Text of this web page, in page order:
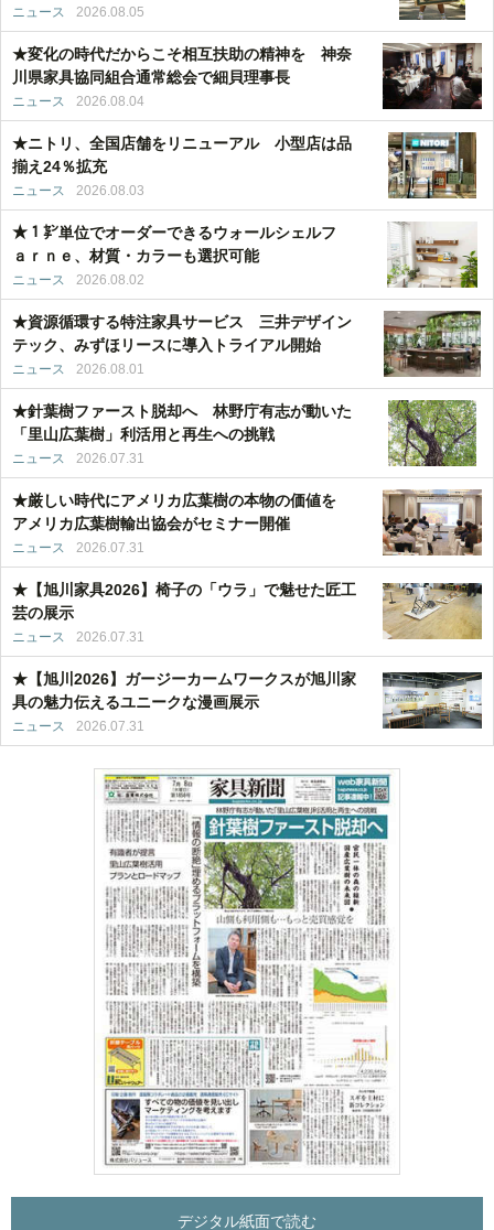
ニュース 2026.08.05
★変化の時代だからこそ相互扶助の精神を 神奈
川県家具協同組合通常総会で細貝理事長
ニュース 2026.08.04
★ニトリ、全国店舗をリニューアル 小型店は品
揃え24％拡充
ニュース 2026.08.03
★１㌢単位でオーダーできるウォールシェルフ
ａｒｎｅ、材質・カラーも選択可能
ニュース 2026.08.02
★資源循環する特注家具サービス 三井デザイン
テック、みずほリースに導入トライアル開始
ニュース 2026.08.01
★針葉樹ファースト脱却へ 林野庁有志が動いた
「里山広葉樹」利活用と再生への挑戦
ニュース 2026.07.31
★厳しい時代にアメリカ広葉樹の本物の価値を
アメリカ広葉樹輸出協会がセミナー開催
ニュース 2026.07.31
★【旭川家具2026】椅子の「ウラ」で魅せた匠工
芸の展示
ニュース 2026.07.31
★【旭川2026】ガージーカームワークスが旭川家
具の魅力伝えるユニークな漫画展示
ニュース 2026.07.31
デジタル紙面で読む